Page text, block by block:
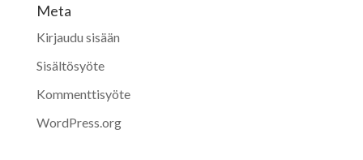
Meta
Kirjaudu sisään
Sisältösyöte
Kommenttisyöte
WordPress.org